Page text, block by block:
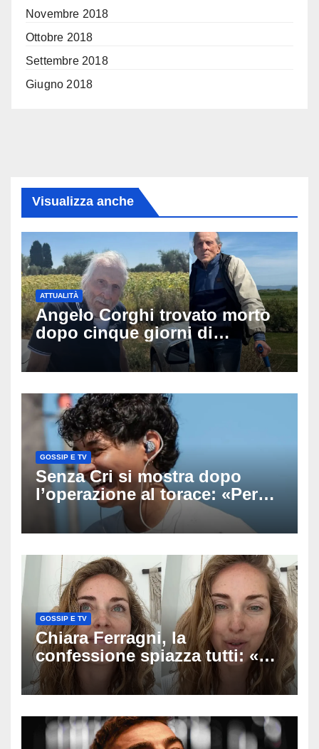
Novembre 2018
Ottobre 2018
Settembre 2018
Giugno 2018
Visualizza anche
ATTUALITÀ
Angelo Corghi trovato morto
dopo cinque giorni di
ricerche: il giallo dell’80enne
scomparso dopo essere
GOSSIP E TV
Senza Cri si mostra dopo
l’operazione al torace: «Per
anni mi sentivo in trappola», il
racconto sul difficile percorso
GOSSIP E TV
Chiara Ferragni, la
confessione spiazza tutti: «Un
mio ex voleva che mi rifacessi
il seno». Poi svela i ritocchi di